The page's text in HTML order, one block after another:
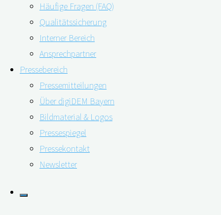
Häufige Fragen (FAQ)
Qualitätssicherung
Interner Bereich
Ansprechpartner
Pressebereich
Pressemitteilungen
Über digiDEM Bayern
Bildmaterial & Logos
Pressespiegel
Pressekontakt
Newsletter
Die Deutsche Alzheimer Gesellschaft veröffentlicht alle
zwei Jahre aktuelle Zahlen zu Demenzerkrankungen in
Deutschland. Nach der neuesten Erhebung sind zurzeit
rund 1,6 Millionen Menschen von Demenz betroffen. Der
Anstieg verlangsamt sich offenbar. Ein Grund könnten
verbesserte Lebensbedingungen sein. Laut Deutscher
Alzheimer Gesellschaft erkranken täglich 900 Menschen
in Deutschland an Demenz, …
weiterlesen"1,6
Millionen